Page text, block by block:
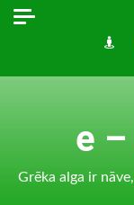
Skip
e
Grēka alga ir